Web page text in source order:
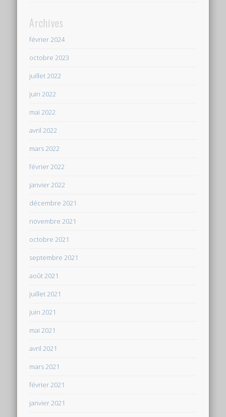
Archives
février 2024
octobre 2023
juillet 2022
juin 2022
mai 2022
avril 2022
mars 2022
février 2022
janvier 2022
décembre 2021
novembre 2021
octobre 2021
septembre 2021
août 2021
juillet 2021
juin 2021
mai 2021
avril 2021
mars 2021
février 2021
janvier 2021